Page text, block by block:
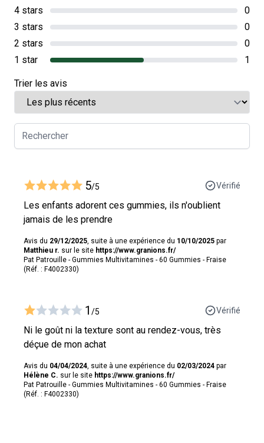
4 stars
0
3 stars
0
2 stars
0
1 star
1
Trier les avis
5/5 Vérifié
Les enfants adorent ces gummies, ils n'oublient
jamais de les prendre
Avis du 29/12/2025 , suite à une expérience du 10/10/2025 par
Matthieu r. sur le site https://www.granions.fr/
Pat Patrouille - Gummies Multivitamines - 60 Gummies - Fraise
(Réf. : F4002330)
1 /5 Vérifié
Ni le goût ni la texture sont au rendez-vous, très
déçue de mon achat
Avis du 04/04/2024 , suite à une expérience du 02/03/2024 par
Hélène C. sur le site https://www.granions.fr/
Pat Patrouille - Gummies Multivitamines - 60 Gummies - Fraise
(Réf. : F4002330)